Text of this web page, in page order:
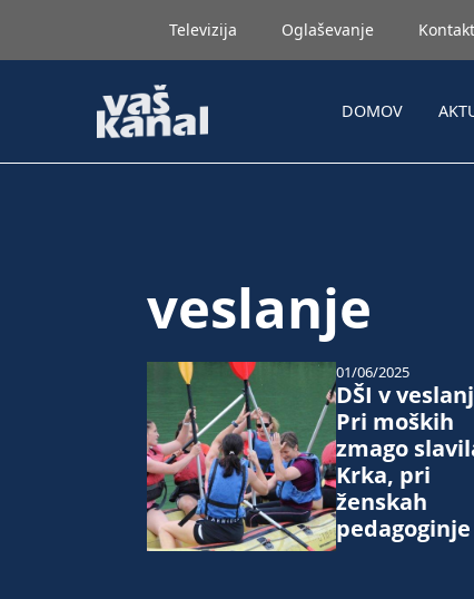
Televizija Oglaševanje Kontakt
DOMOV
veslanje
DŠI v
Pri moških
zmago
Krka, pri
ženskah
pedagoginje
01/06/2025